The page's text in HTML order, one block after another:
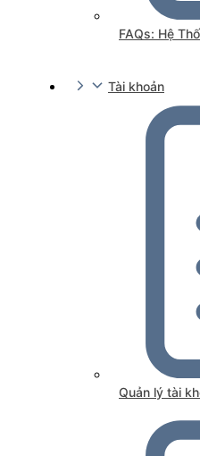
FAQs: Hệ
Tài khoản
Quản lý tài